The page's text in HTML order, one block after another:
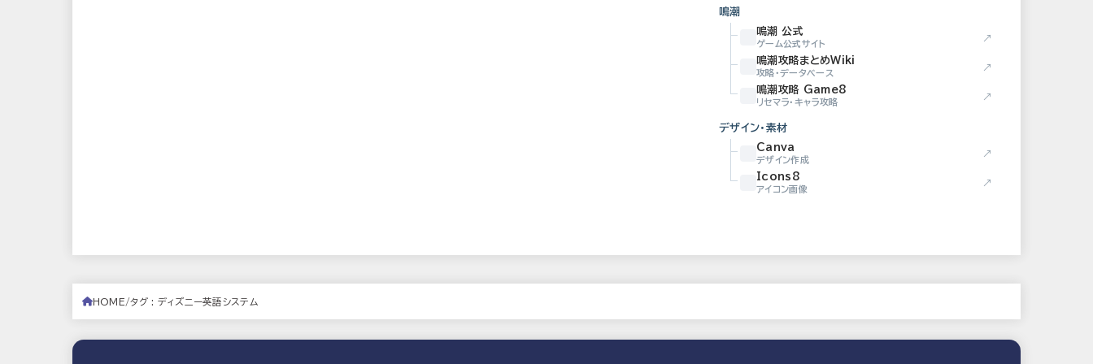
鳴潮
鳴潮 公式
ゲーム公式サイト
↗
鳴潮攻略まとめWiki
攻略・データベース
↗
鳴潮攻略 Game8
リセマラ・キャラ攻略
↗
デザイン・素材
Canva
デザイン作成
↗
Icons8
アイコン画像
↗
HOME タグ : ディズニー英語システム